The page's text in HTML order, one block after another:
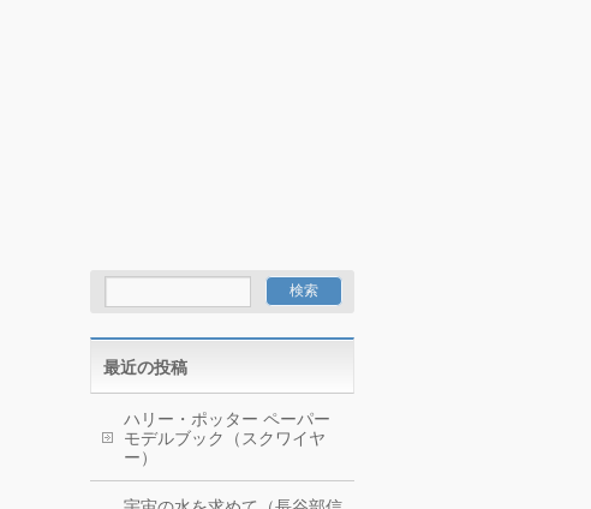
最近の投稿
ハリー・ポッター ペーパー
モデルブック（スクワイヤ
ー）